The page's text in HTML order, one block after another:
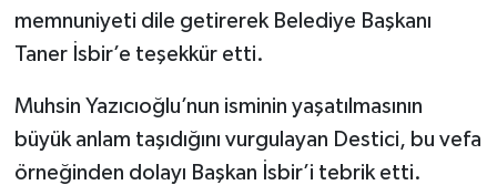
memnuniyeti dile getirerek Belediye Başkanı
Taner İsbir’e teşekkür etti.
Muhsin Yazıcıoğlu’nun isminin yaşatılmasının
büyük anlam taşıdığını vurgulayan Destici, bu vefa
örneğinden dolayı Başkan İsbir’i tebrik etti.